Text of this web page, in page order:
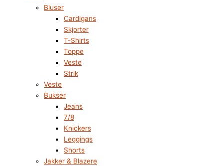
Bluser
Cardigans
Skjorter
T-Shirts
Toppe
Veste
Strik
Veste
Bukser
Jeans
7/8
Knickers
Leggings
Shorts
Jakker & Blazere